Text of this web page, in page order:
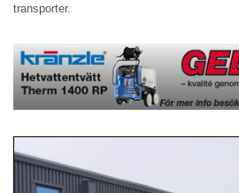
transporter.